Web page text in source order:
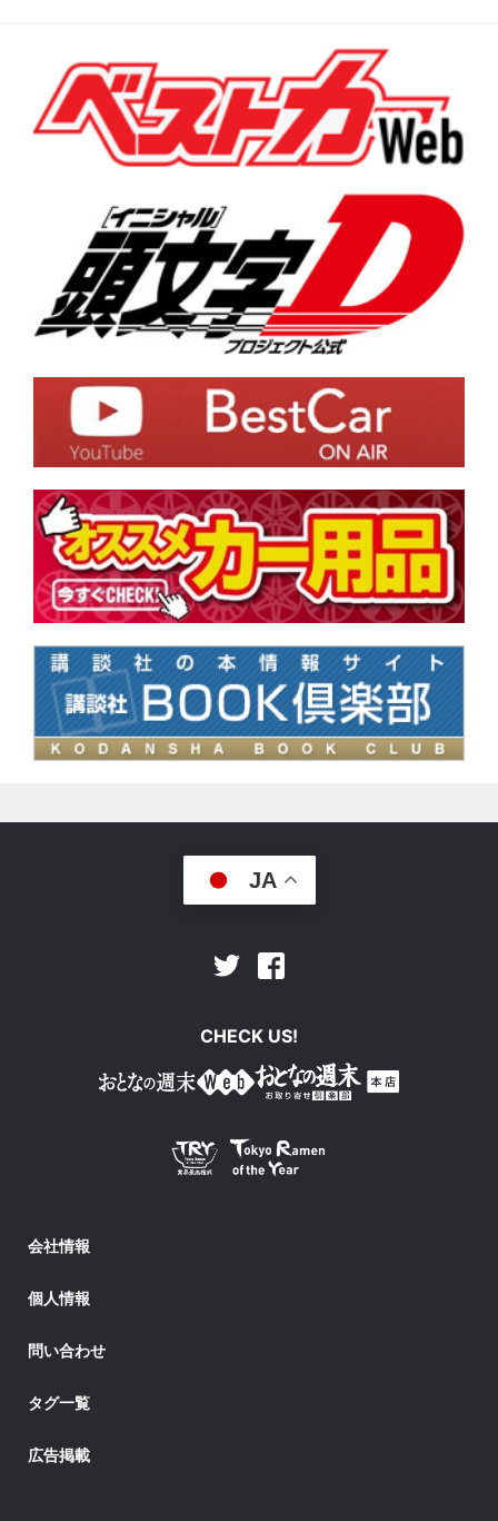
JA
Twitter
CHECK US!
会社情報
個人情報
問い合わせ
タグ一覧
広告掲載